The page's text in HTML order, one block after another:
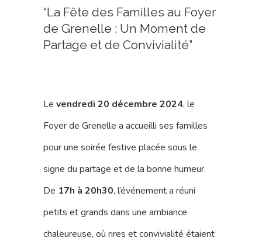
“La Fête des Familles au Foyer
de Grenelle : Un Moment de
Partage et de Convivialité”
Le vendredi 20 décembre 2024, le
Foyer de Grenelle a accueilli ses familles
pour une soirée festive placée sous le
signe du partage et de la bonne humeur.
De 17h à 20h30, l’événement a réuni
petits et grands dans une ambiance
chaleureuse, où rires et convivialité étaient